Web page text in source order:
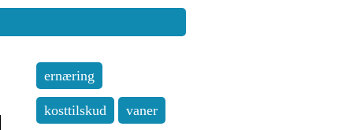
ernæring
kosttilskud vaner